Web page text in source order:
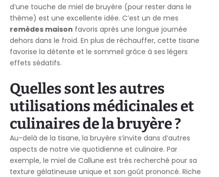
d’une touche de miel de bruyère (pour rester dans le
thème) est une excellente idée. C’est un de mes
remèdes maison favoris après une longue journée
dehors dans le froid. En plus de réchauffer, cette tisane
favorise la détente et le sommeil grâce à ses légers
effets sédatifs.
Quelles sont les autres
utilisations médicinales et
culinaires de la bruyère ?
Au-delà de la tisane, la bruyère s’invite dans d’autres
aspects de notre vie quotidienne et culinaire. Par
exemple, le miel de Callune est très recherché pour sa
texture gélatineuse unique et son goût prononcé. Riche